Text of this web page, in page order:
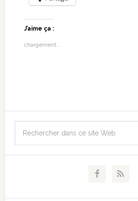
J’aime ça :
chargement…